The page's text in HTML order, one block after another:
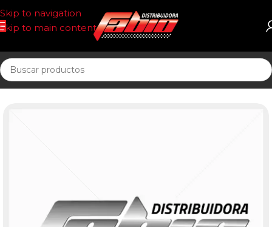
Skip to navigation
Skip to main content
Inicio CORREAS AUTOMOTOR 13AV